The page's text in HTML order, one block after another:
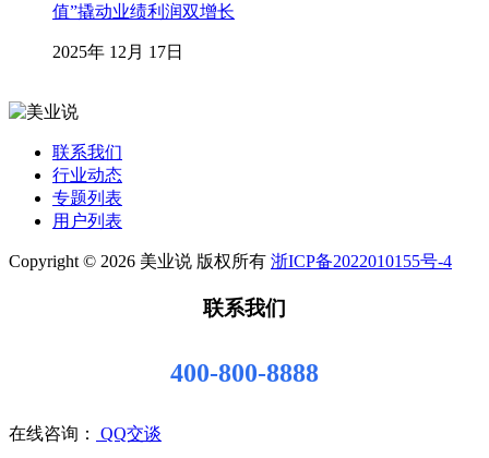
值”撬动业绩利润双增长
2025年 12月 17日
联系我们
行业动态
专题列表
用户列表
Copyright © 2026 美业说 版权所有 浙ICP备2022010155号-4
联系我们
400-800-8888
在线咨询： QQ交谈